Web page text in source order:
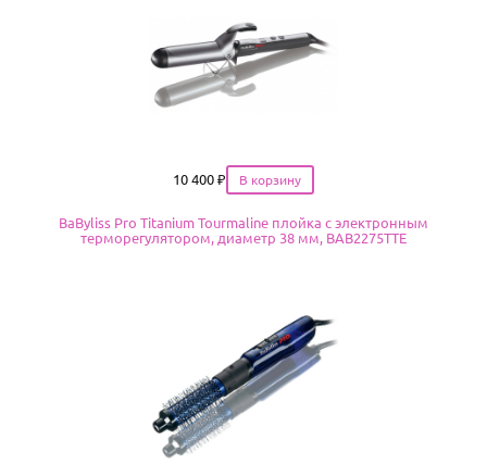
Цена
10 400₽
BaByliss Pro Titanium Tourmaline плойка с электронным
терморегулятором, диаметр 38 мм, BAB2275TTE